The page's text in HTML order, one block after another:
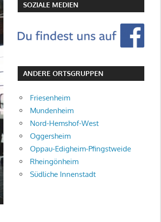
SOZIALE MEDIEN
ANDERE ORTSGRUPPEN
Friesenheim
Mundenheim
Nord-Hemshof-West
Oggersheim
Oppau-Edigheim-Pfingstweide
Rheingönheim
Südliche Innenstadt